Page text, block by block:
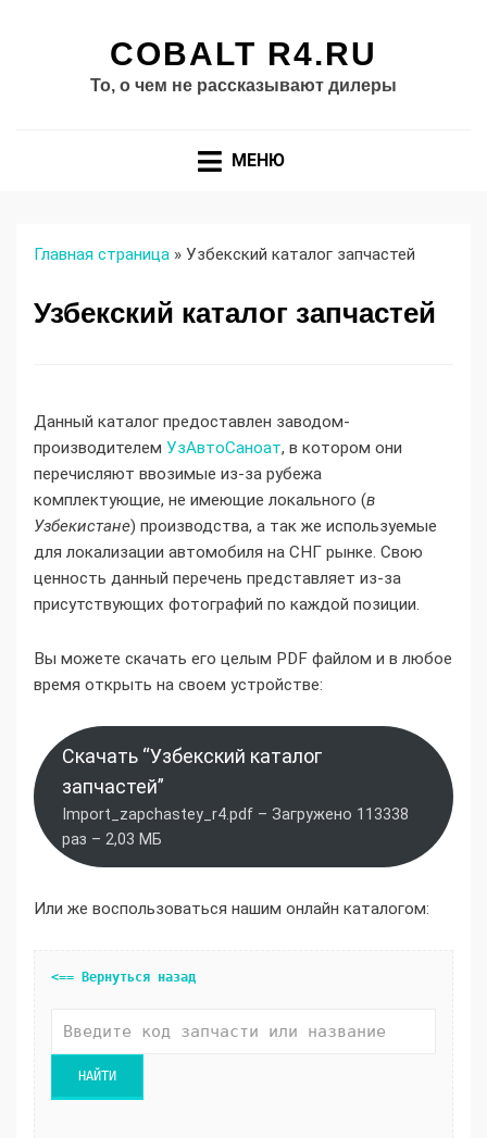
COBALT R4.RU
То, о чем не рассказывают дилеры
МЕНЮ
Главная страница » Узбекский каталог запчастей
Узбекский каталог запчастей
Данный каталог предоставлен заводом-
производителем УзАвтоСаноат, в котором они
перечисляют ввозимые из-за рубежа
комплектующие, не имеющие локального (в
Узбекистане) производства, а так же используемые
для локализации автомобиля на СНГ рынке. Свою
ценность данный перечень представляет из-за
присутствующих фотографий по каждой позиции.
Вы можете скачать его целым PDF файлом и в любое
время открыть на своем устройстве:
Скачать “Узбекский каталог
запчастей”
Import_zapchastey_r4.pdf – Загружено 113338
раз – 2,03 МБ
Или же воспользоваться нашим онлайн каталогом:
<== Вернуться назад